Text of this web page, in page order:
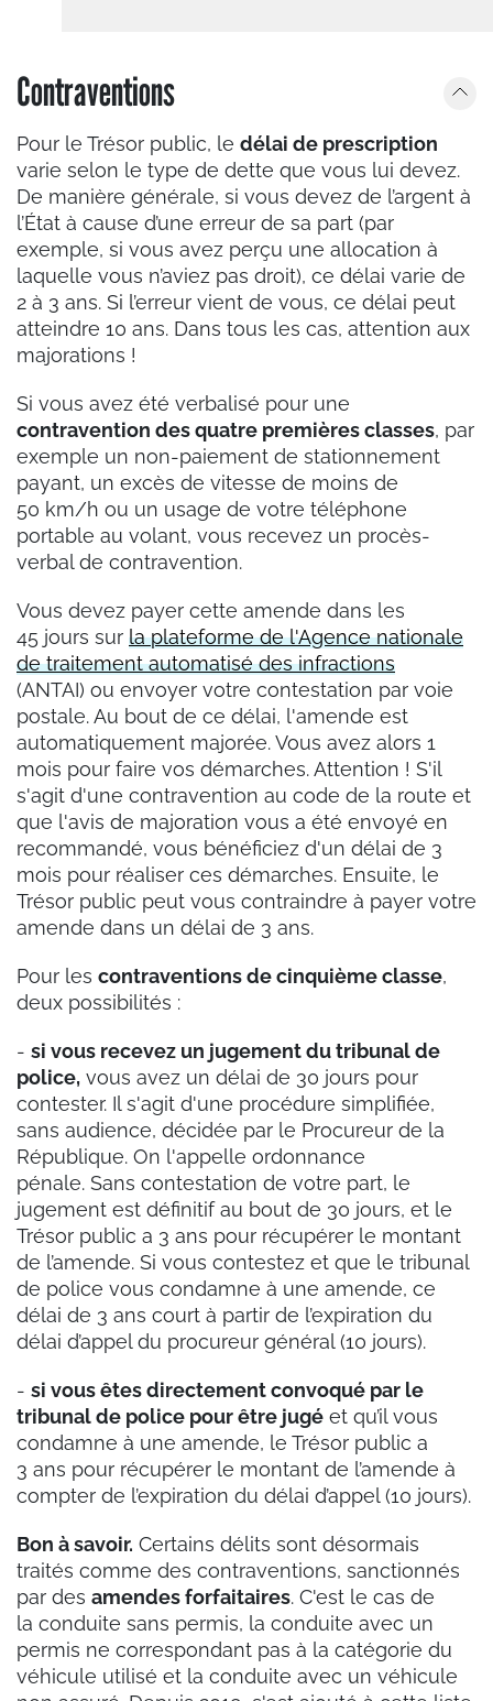
Contraventions
Pour le Trésor public, le délai de prescription
varie selon le type de dette que vous lui devez.
De manière générale, si vous devez de l’argent à
l’État à cause d’une erreur de sa part (par
exemple, si vous avez perçu une allocation à
laquelle vous n’aviez pas droit), ce délai varie de
2 à 3 ans. Si l’erreur vient de vous, ce délai peut
atteindre 10 ans. Dans tous les cas, attention aux
majorations !
Si vous avez été verbalisé pour une
contravention des quatre premières classes, par
exemple un non-paiement de stationnement
payant, un excès de vitesse de moins de
50 km/h ou un usage de votre téléphone
portable au volant, vous recevez un procès-
verbal de contravention.
Vous devez payer cette amende dans les
45 jours sur la plateforme de l'Agence nationale
de traitement automatisé des infractions
(ANTAI) ou envoyer votre contestation par voie
postale. Au bout de ce délai, l'amende est
automatiquement majorée. Vous avez alors 1
mois pour faire vos démarches. Attention ! S'il
s'agit d'une contravention au code de la route et
que l'avis de majoration vous a été envoyé en
recommandé, vous bénéficiez d'un délai de 3
mois pour réaliser ces démarches. Ensuite, le
Trésor public peut vous contraindre à payer votre
amende dans un délai de 3 ans.
Pour les contraventions de cinquième classe,
deux possibilités :
- si vous recevez un jugement du tribunal de
police, vous avez un délai de 30 jours pour
contester. Il s'agit d'une procédure simplifiée,
sans audience, décidée par le Procureur de la
République. On l'appelle ordonnance
pénale. Sans contestation de votre part, le
jugement est définitif au bout de 30 jours, et le
Trésor public a 3 ans pour récupérer le montant
de l’amende. Si vous contestez et que le tribunal
de police vous condamne à une amende, ce
délai de 3 ans court à partir de l’expiration du
délai d’appel du procureur général (10 jours).
- si vous êtes directement convoqué par le
tribunal de police pour être jugé et qu’il vous
condamne à une amende, le Trésor public a
3 ans pour récupérer le montant de l’amende à
compter de l’expiration du délai d’appel (10 jours).
Bon à savoir. Certains délits sont désormais
traités comme des contraventions, sanctionnés
par des amendes forfaitaires. C'est le cas de
la conduite sans permis, la conduite avec un
permis ne correspondant pas à la catégorie du
véhicule utilisé et la conduite avec un véhicule